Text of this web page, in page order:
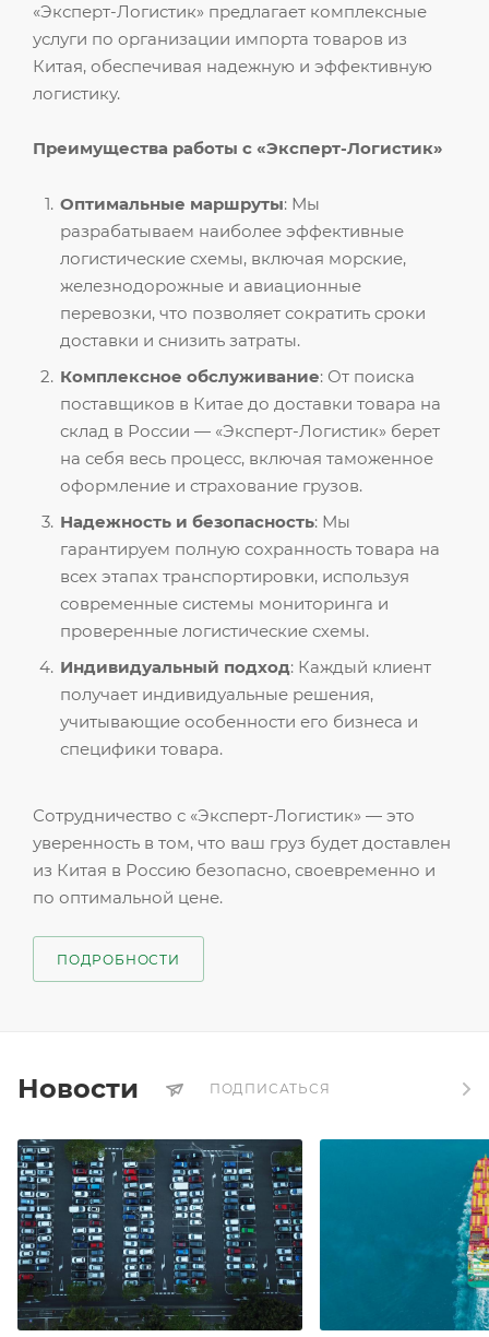
«Эксперт-Логистик» предлагает комплексные
услуги по организации импорта товаров из
Китая, обеспечивая надежную и эффективную
логистику.
Преимущества работы с «Эксперт-Логистик»
Оптимальные маршруты: Мы
разрабатываем наиболее эффективные
логистические схемы, включая морские,
железнодорожные и авиационные
перевозки, что позволяет сократить сроки
доставки и снизить затраты.
Комплексное обслуживание: От поиска
поставщиков в Китае до доставки товара на
склад в России — «Эксперт-Логистик» берет
на себя весь процесс, включая таможенное
оформление и страхование грузов.
Надежность и безопасность: Мы
гарантируем полную сохранность товара на
всех этапах транспортировки, используя
современные системы мониторинга и
проверенные логистические схемы.
Индивидуальный подход: Каждый клиент
получает индивидуальные решения,
учитывающие особенности его бизнеса и
специфики товара.
Сотрудничество с «Эксперт-Логистик» — это
уверенность в том, что ваш груз будет доставлен
из Китая в Россию безопасно, своевременно и
по оптимальной цене.
ПОДРОБНОСТИ
Новости ПОДПИСАТЬСЯ